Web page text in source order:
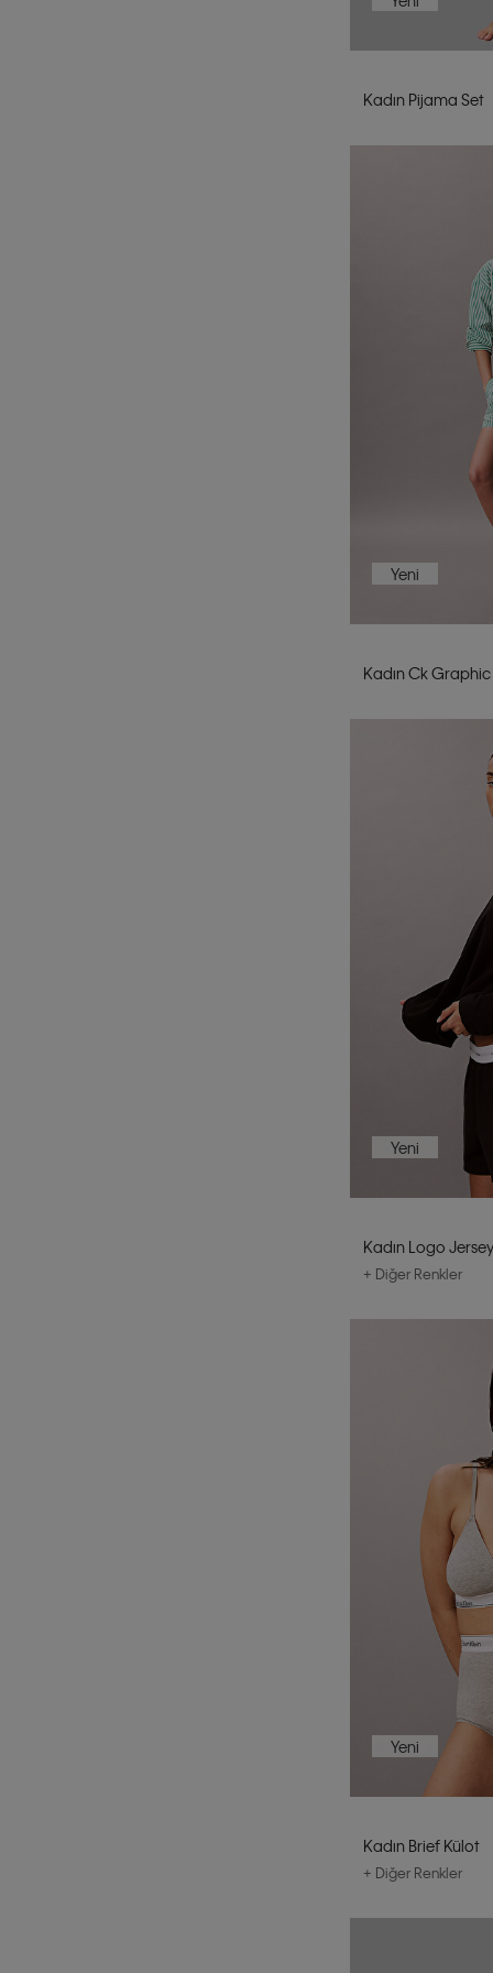
Kadın Pijama Set
Yeni
Kadın Ck
Yeni
Kadın Logo
+ Diğer Renkler
Yeni
Kadın Brief Külot
+ Diğer Renkler